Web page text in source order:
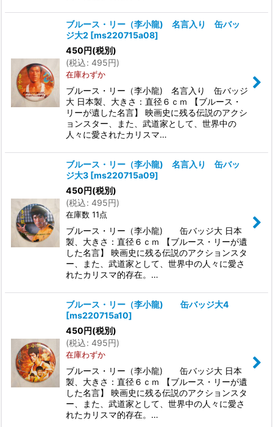
ブルース・リー（李小龍) 名言入り 缶バッ
ジ大2 [ms220715a08]
450円(税別)
(税込: 495円)
在庫わずか
ブルース・リー（李小龍) 名言入り 缶バッジ
大 日本製、大きさ：直径６ｃｍ 【ブルース・
リーが遺した名言】 映画史に残る伝説のアクシ
ョンスター、また、武道家として、世界中の
人々に愛されたカリスマ…
ブルース・リー（李小龍) 名言入り 缶バッ
ジ大3 [ms220715a09]
450円(税別)
(税込: 495円)
在庫数 11点
ブルース・リー（李小龍) 缶バッジ大 日本
製、大きさ：直径６ｃｍ 【ブルース・リーが遺
した名言】 映画史に残る伝説のアクションスタ
ー、また、武道家として、世界中の人々に愛さ
れたカリスマ的存在。…
ブルース・リー（李小龍) 缶バッジ大4
[ms220715a10]
450円(税別)
(税込: 495円)
在庫わずか
ブルース・リー（李小龍) 缶バッジ大 日本
製、大きさ：直径６ｃｍ 【ブルース・リーが遺
した名言】 映画史に残る伝説のアクションスタ
ー、また、武道家として、世界中の人々に愛さ
れたカリスマ的存在。…